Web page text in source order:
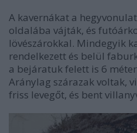
A kavernákat a
oldalába vájták, és
lövészárokkal. Mindegyik
rendelkezett és belül
a bejáratuk felett is 6
Aránylag szárazak voltak,
friss levegőt, és bent